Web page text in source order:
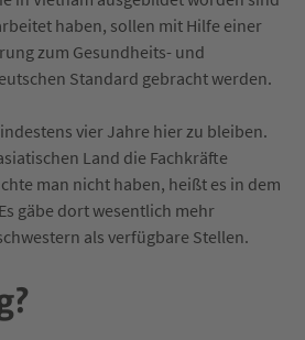
haben, sollen mit Hilfe einer
zum Gesundheits- und
Standard gebracht werden.
vier Jahre hier zu bleiben.
Land die Fachkräfte
man nicht haben, heißt es in dem
gäbe dort wesentlich mehr
als verfügbare Stellen.